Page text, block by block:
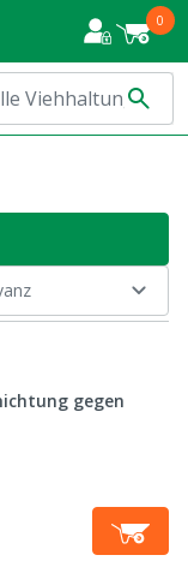
0
gegen